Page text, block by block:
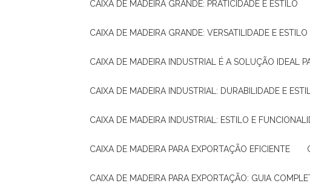
CAIXA DE MADEIRA GRANDE: PRATICIDADE E ESTILO
CAIXA DE MADEIRA GRANDE: VERSATILIDADE E
CAIXA DE MADEIRA INDUSTRIAL É A SOLUÇÃO
CAIXA DE MADEIRA INDUSTRIAL: DURABILIDADE E
CAIXA DE MADEIRA INDUSTRIAL: ESTILO E
CAIXA DE MADEIRA PARA EXPORTAÇÃO EFICIENTE
CAIXA DE MADEIRA PARA EXPORTAÇÃO: GUIA